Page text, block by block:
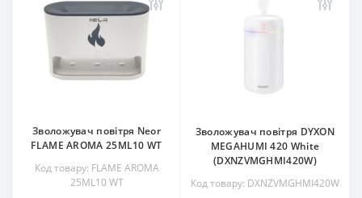
Зволожувач повітря Neor
FLAME AROMA 25ML10 WT
Код товару: FLAME AROMA
25ML10 WT
Зволожувач повітря DYXON
MEGAHUMI 420 White
(DXNZVMGHMI420W)
Код товару: DXNZVMGHMI420W